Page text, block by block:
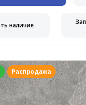
наличие
Распродажа